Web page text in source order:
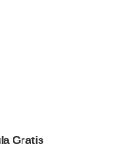
Gratis